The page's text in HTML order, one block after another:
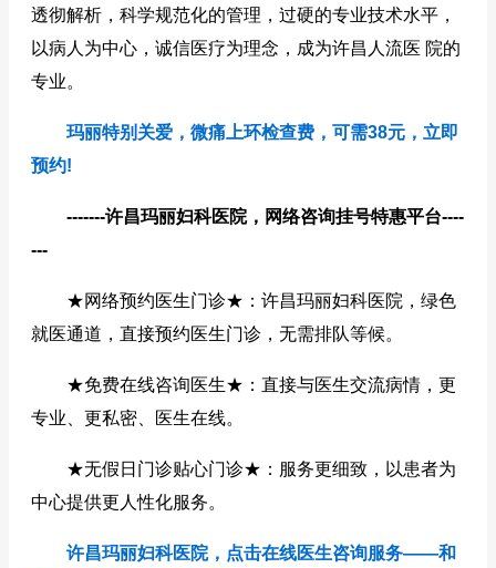
透彻解析，科学规范化的管理，过硬的专业技术水平，
以病人为中心，诚信医疗为理念，成为许昌人流医 院的
专业。
玛丽特别关爱，微痛上环检查费，可需38元，立即
预约!
-------许昌玛丽妇科医院，网络咨询挂号特惠平台----
---
★网络预约医生门诊★：许昌玛丽妇科医院，绿色
就医通道，直接预约医生门诊，无需排队等候。
★免费在线咨询医生★：直接与医生交流病情，更
专业、更私密、医生在线。
★无假日门诊贴心门诊★：服务更细致，以患者为
中心提供更人性化服务。
许昌玛丽妇科医院，点击在线医生咨询服务——和